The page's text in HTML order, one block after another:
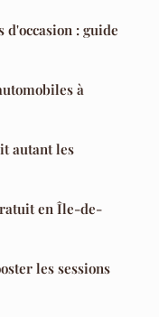
d'occasion : guide
à
autant les
en Île-de-
les sessions